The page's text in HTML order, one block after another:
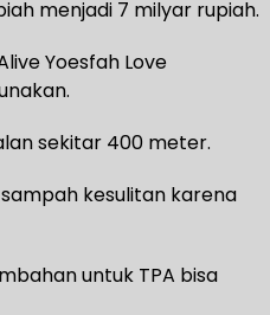
menjadi 7 milyar rupiah.
Yoesfah Love
sekitar 400 meter.
kesulitan karena
untuk TPA bisa